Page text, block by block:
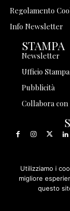
Regolamento
Info Newsletter
STAMPA
Newsletter
Ufficio Stampa
Pubblicità
Collabora con
© 1999 - 2025
Utilizziamo i
migliore
questo